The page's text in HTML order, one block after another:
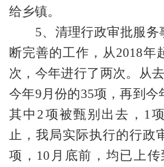
给乡镇。
5、清理行政审批服务
断完善的工作，从2018年
次，今年进行了两次。从
今年9月份的35项，再到今
其中2项被甄别出去，1
止，我局实际执行的行政
项，10月底前，均已上